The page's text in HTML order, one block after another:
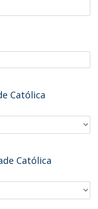
Católica
Católica